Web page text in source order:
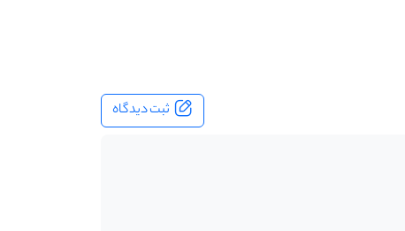
ثبت دیدگاه